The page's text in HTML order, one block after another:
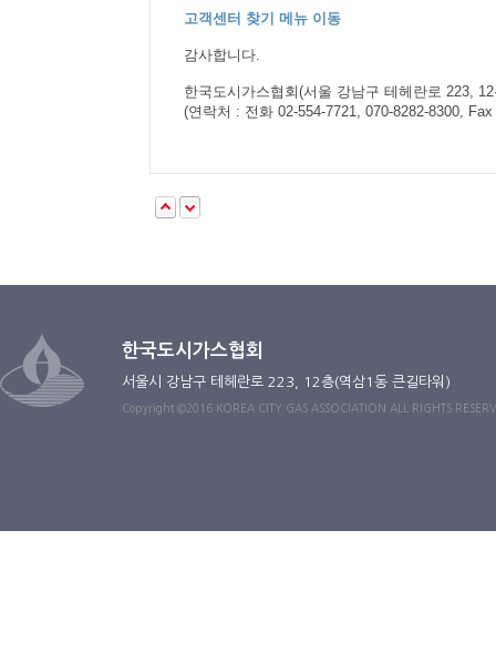
고객센터 찾기 메뉴 이동
감사합니다.
한국도시가스협회(서울 강남구 테헤란로 223, 12
(연락처 : 전화 02-554-7721, 070-8282-8300,
한국도시가스협회
서울시 강남구 테헤란로 223, 12층(역삼1동 큰길타워)
Copyright ©2016 KOREA CITY GAS ASSOCIATION ALL RIGHTS